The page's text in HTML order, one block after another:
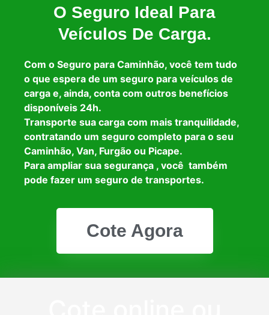
O Seguro Ideal Para
Veículos De Carga.
Com o Seguro para Caminhão, você tem tudo
o que espera de um seguro para veículos de
carga e, ainda, conta com outros benefícios
disponíveis 24h.
Transporte sua carga com mais tranquilidade,
contratando um seguro completo para o seu
Caminhão, Van, Furgão ou Picape.
Para ampliar sua segurança , você também
pode fazer um seguro de transportes.
Cote Agora